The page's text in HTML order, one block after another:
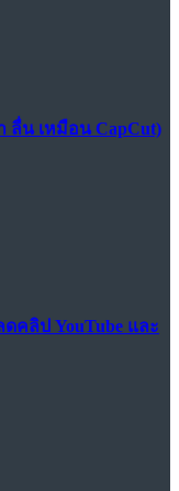
ลื่น เหมือน CapCut)
คลิป YouTube และ